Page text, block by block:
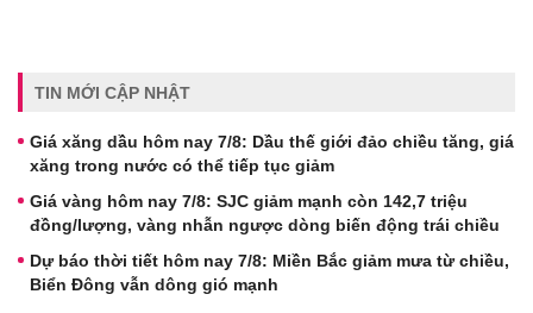
TIN MỚI CẬP NHẬT
Giá xăng dầu hôm nay 7/8: Dầu thế giới đảo chiều tăng, giá
xăng trong nước có thể tiếp tục giảm
Giá vàng hôm nay 7/8: SJC giảm mạnh còn 142,7 triệu
đồng/lượng, vàng nhẫn ngược dòng biến động trái chiều
Dự báo thời tiết hôm nay 7/8: Miền Bắc giảm mưa từ chiều,
Biển Đông vẫn dông gió mạnh